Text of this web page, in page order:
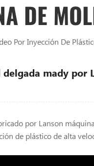
DE
Por Inyección De
mady
por Lanson
de plástico de alta